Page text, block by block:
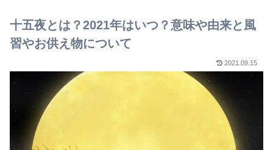
十五夜とは？2021年はいつ？意味や由来と風
習やお供え物について
2021.09.15